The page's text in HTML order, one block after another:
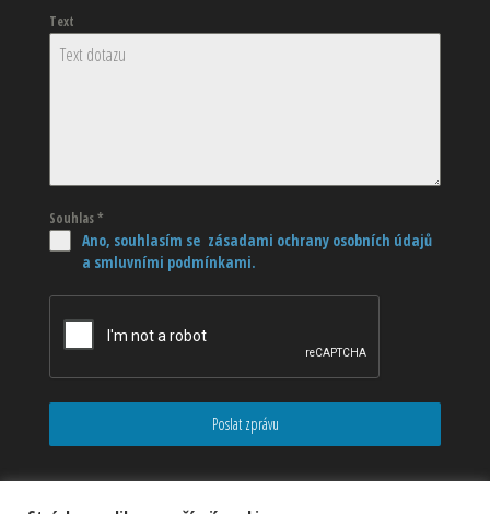
Text
Souhlas*
Ano, souhlasím se zásadami ochrany osobních údajů
a smluvními podmínkami.
Poslat zprávu